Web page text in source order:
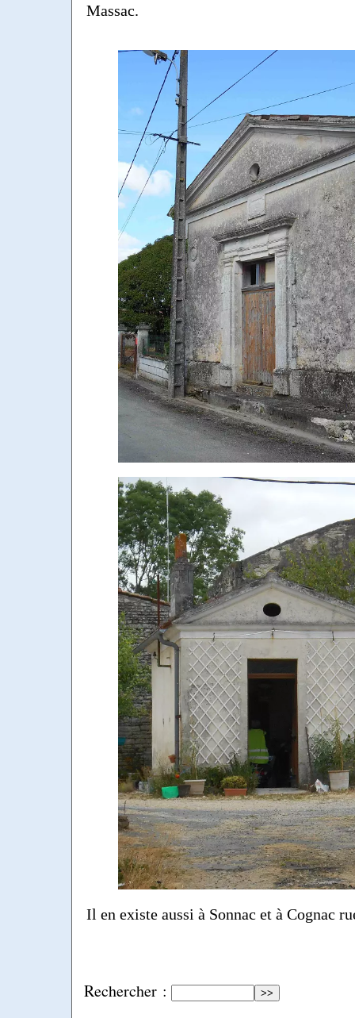
Rechercher :
Massac.
Il en existe aussi à Sonnac et à Cognac